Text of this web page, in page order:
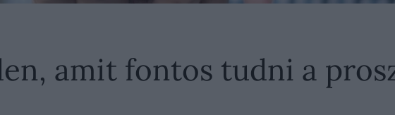
amit fontos tudni a